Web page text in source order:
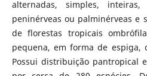
alternadas, simples, inteiras,
peninérveas ou palminérveas e
de florestas tropicais
pequena, em forma de espiga,
Possui distribuição pantropical